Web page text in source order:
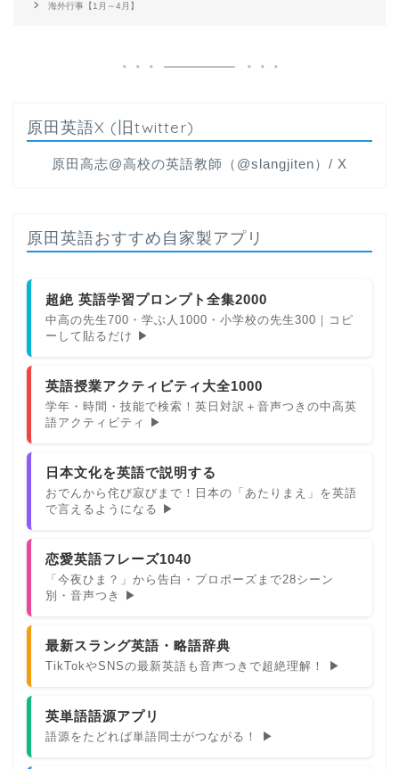
海外行事【1月～4月】
原田英語X (旧twitter)
原田高志@高校の英語教師（@slangjiten）/ X
原田英語おすすめ自家製アプリ
超絶 英語学習プロンプト全集2000
中高の先生700・学ぶ人1000・小学校の先生300｜コピ
ーして貼るだけ ▶
英語授業アクティビティ大全1000
学年・時間・技能で検索！英日対訳＋音声つきの中高英
語アクティビティ ▶
日本文化を英語で説明する
おでんから侘び寂びまで！日本の「あたりまえ」を英語
で言えるようになる ▶
恋愛英語フレーズ1040
「今夜ひま？」から告白・プロポーズまで28シーン
別・音声つき ▶
最新スラング英語・略語辞典
TikTokやSNSの最新英語も音声つきで超絶理解！ ▶
英単語語源アプリ
語源をたどれば単語同士がつながる！ ▶